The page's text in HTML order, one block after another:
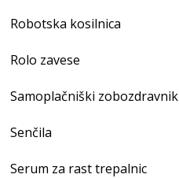
Robotska kosilnica
Rolo zavese
Samoplačniški zobozdravnik
Senčila
Serum za rast trepalnic